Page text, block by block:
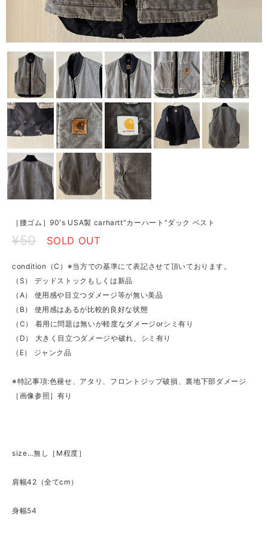
［腰ゴム］90's USA製 carhartt”カーハート”ダック ベスト
¥50 SOLD OUT
condition（C）※当方での基準にて表記させて頂いております。
（S） デッドストックもしくは新品
（A） 使用感や目立つダメージ等が無い美品
（B） 使用感はあるが比較的良好な状態
（C） 着用に問題は無いが軽度なダメージorシミ有り
（D） 大きく目立つダメージや破れ、シミ有り
（E） ジャンク品
※特記事項:色褪せ、アタリ、フロントジップ破損、裏地下部ダメージ
［画像参照］有り
size…無し［M程度］
肩幅42（全てcm）
身幅54